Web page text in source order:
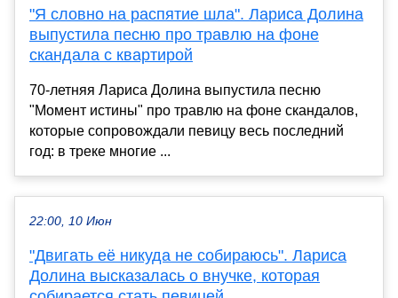
"Я словно на распятие шла". Лариса Долина
выпустила песню про травлю на фоне
скандала с квартирой
70-летняя Лариса Долина выпустила песню
"Момент истины" про травлю на фоне скандалов,
которые сопровождали певицу весь последний
год: в треке многие ...
22:00, 10 Июн
"Двигать её никуда не собираюсь". Лариса
Долина высказалась о внучке, которая